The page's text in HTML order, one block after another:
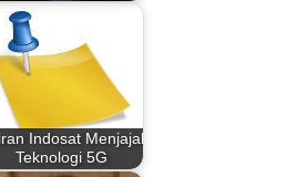
Indosat Menjajal
Teknologi 5G